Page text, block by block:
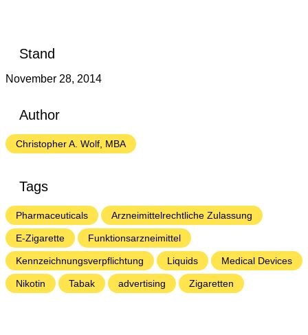
Stand
November 28, 2014
Author
Christopher A. Wolf, MBA
Tags
Pharmaceuticals Arzneimittelrechtliche Zulassung
E-Zigarette Funktionsarzneimittel
Kennzeichnungsverpflichtung Liquids Medical Devices
Nikotin Tabak advertising Zigaretten